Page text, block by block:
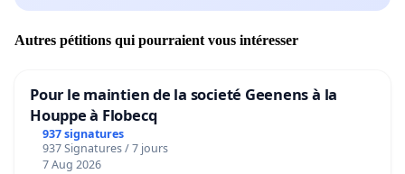
Autres pétitions qui pourraient vous intéresser
Pour le maintien de la societé Geenens à la
Houppe à Flobecq
937 signatures
937 Signatures / 7 jours
7 Aug 2026